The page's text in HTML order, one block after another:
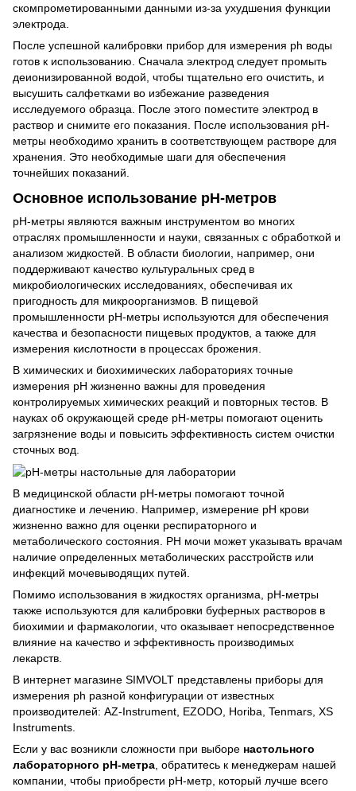
скомпрометированными данными из-за ухудшения функции
электрода.
После успешной калибровки прибор для измерения ph воды
готов к использованию. Сначала электрод следует промыть
деионизированной водой, чтобы тщательно его очистить, и
высушить салфетками во избежание разведения
исследуемого образца. После этого поместите электрод в
раствор и снимите его показания. После использования pH-
метры необходимо хранить в соответствующем растворе для
хранения. Это необходимые шаги для обеспечения
точнейших показаний.
Основное использование pH-метров
pH-метры являются важным инструментом во многих
отраслях промышленности и науки, связанных с обработкой и
анализом жидкостей. В области биологии, например, они
поддерживают качество культуральных сред в
микробиологических исследованиях, обеспечивая их
пригодность для микроорганизмов. В пищевой
промышленности рН-метры используются для обеспечения
качества и безопасности пищевых продуктов, а также для
измерения кислотности в процессах брожения.
В химических и биохимических лабораториях точные
измерения pH жизненно важны для проведения
контролируемых химических реакций и повторных тестов. В
науках об окружающей среде pH-метры помогают оценить
загрязнение воды и повысить эффективность систем очистки
сточных вод.
В медицинской области рН-метры помогают точной
диагностике и лечению. Например, измерение pH крови
жизненно важно для оценки респираторного и
метаболического состояния. РН мочи может указывать врачам
наличие определенных метаболических расстройств или
инфекций мочевыводящих путей.
Помимо использования в жидкостях организма, pH-метры
также используются для калибровки буферных растворов в
биохимии и фармакологии, что оказывает непосредственное
влияние на качество и эффективность производимых
лекарств.
В интернет магазине SIMVOLT представлены приборы для
измерения ph разной конфигурации от известных
производителей: AZ-Instrument, EZODO, Horiba, Tenmars, XS
Instruments.
Если у вас возникли сложности при выборе настольного
лабораторного рН-метра, обратитесь к менеджерам нашей
компании, чтобы приобрести pH-метр, который лучше всего